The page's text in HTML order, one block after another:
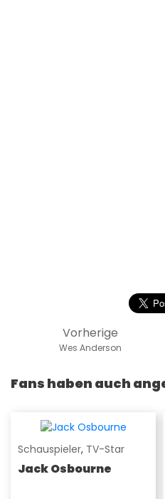
Vorherige
Wes Anderson
Fans haben auch
Schauspieler, TV-Star
Jack Osbourne